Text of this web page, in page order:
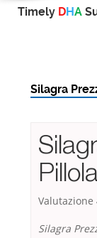
Timely DHA
Silagra
Pillola
Valutazione
Silagra